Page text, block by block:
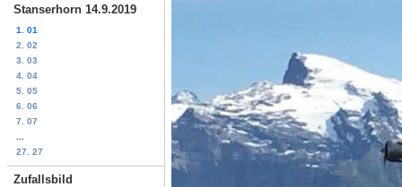
Stanserhorn 14.9.2019
1. 01
2. 02
3. 03
4. 04
5. 05
6. 06
7. 07
27. 27
Zufallsbild